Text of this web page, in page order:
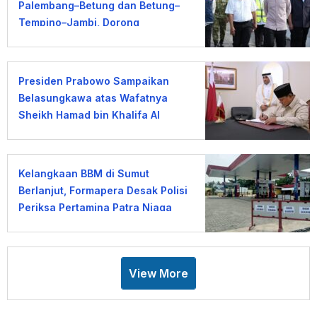
Palembang–Betung dan Betung–
Tempino–Jambi, Dorong
Presiden Prabowo Sampaikan
Belasungkawa atas Wafatnya
Sheikh Hamad bin Khalifa Al
Kelangkaan BBM di Sumut
Berlanjut, Formapera Desak Polisi
Periksa Pertamina Patra Niaga
View More